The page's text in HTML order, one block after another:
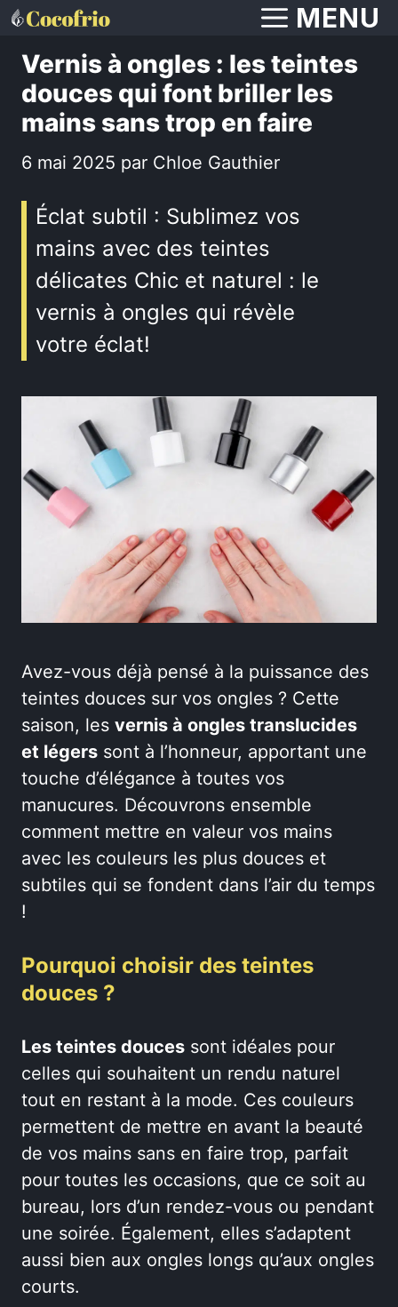
Aller
contenu
MENU
Vernis à ongles : les teintes
douces qui font briller les
mains sans trop en faire
6 mai 2025 par Chloe Gauthier
Éclat subtil : Sublimez vos
mains avec des teintes
délicates Chic et naturel : le
vernis à ongles qui révèle
votre éclat!
Avez-vous déjà pensé à la puissance des
teintes douces sur vos ongles ? Cette
saison, les vernis à ongles translucides
et légers sont à l’honneur, apportant une
touche d’élégance à toutes vos
manucures. Découvrons ensemble
comment mettre en valeur vos mains
avec les couleurs les plus douces et
subtiles qui se fondent dans l’air du temps
!
Pourquoi choisir des teintes
douces ?
Les teintes douces sont idéales pour
celles qui souhaitent un rendu naturel
tout en restant à la mode. Ces couleurs
permettent de mettre en avant la beauté
de vos mains sans en faire trop, parfait
pour toutes les occasions, que ce soit au
bureau, lors d’un rendez-vous ou pendant
une soirée. Également, elles s’adaptent
aussi bien aux ongles longs qu’aux ongles
courts.